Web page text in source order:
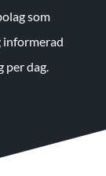
som
informerad
per dag.